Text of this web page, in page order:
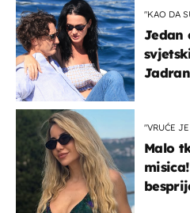
"KAO DA
Jedan
"VRUĆE
Malo